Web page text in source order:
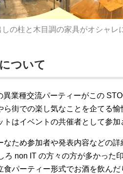
の柱と木目調の家具がオシャレ
ついて
異業種交流パーティーがこの
ら街での楽し気なことを企てる
はイベントの共催者として参加
なため参加者や発表内容などの
ろ non IT の方々の方が多かった
食パーティー形式でお酒を飲ん